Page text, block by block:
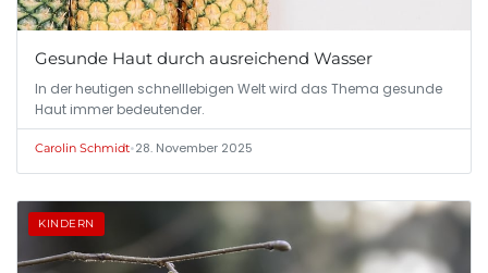
Gesunde Haut durch ausreichend Wasser
In der heutigen schnelllebigen Welt wird das Thema gesunde
Haut immer bedeutender.
Carolin Schmidt•28. November 2025
KINDERN